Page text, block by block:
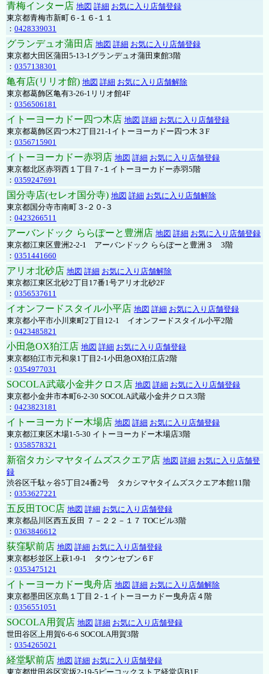
青梅インター店 地図 詳細 お気に入り店舗登録
東京都青梅市新町６-１６-１１
： 0428339031
グランデュオ蒲田店 地図 詳細 お気に入り店舗登録
東京都大田区蒲田5-13-1グランデュオ蒲田東館3階
： 0357138301
亀有店(リリオ館) 地図 詳細 お気に入り店舗解除
東京都葛飾区亀有3-26-1リリオ館4F
： 0356506181
イトーヨーカドー四つ木店 地図 詳細 お気に入り店舗登録
東京都葛飾区四つ木2丁目21-1イトーヨーカドー四つ木３F
： 0356715901
イトーヨーカドー赤羽店 地図 詳細 お気に入り店舗登録
東京都北区赤羽西１丁目７-１イトーヨーカドー赤羽5階
： 0359247691
国分寺店(セレオ国分寺) 地図 詳細 お気に入り店舗解除
東京都国分寺市南町３-２０-３
： 0423266511
アーバンドック ららぽーと豊洲店 地図 詳細 お気に入り店舗登録
東京都江東区豊洲2-2-1 アーバンドック ららぽーと豊洲３ 3階
： 0351441660
アリオ北砂店 地図 詳細 お気に入り店舗解除
東京都江東区北砂2丁目17番1号アリオ北砂2F
： 0356537611
イオンフードスタイル小平店 地図 詳細 お気に入り店舗登録
東京都小平市小川東町2丁目12-1 イオンフードスタイル小平2階
： 0423485821
小田急OX狛江店 地図 詳細 お気に入り店舗登録
東京都狛江市元和泉1丁目2-1小田急OX狛江店2階
： 0354977031
SOCOLA武蔵小金井クロス店 地図 詳細 お気に入り店舗登録
東京都小金井市本町6-2-30 SOCOLA武蔵小金井クロス3階
： 0423823181
イトーヨーカドー木場店 地図 詳細 お気に入り店舗登録
東京都江東区木場1-5-30 イトーヨーカドー木場店3階
： 0358578321
新宿タカシマヤタイムズスクエア店 地図 詳細 お気に入り店舗登
録
渋谷区千駄ヶ谷5丁目24番2号 タカシマヤタイムズスクエア本館11階
： 0353627221
五反田TOC店 地図 詳細 お気に入り店舗登録
東京都品川区西五反田 ７－２２－１７ TOCビル3階
： 0363846612
荻窪駅前店 地図 詳細 お気に入り店舗登録
東京都杉並区上萩1-9-1 タウンセブン６F
： 0353475121
イトーヨーカドー曳舟店 地図 詳細 お気に入り店舗解除
東京都墨田区京島１丁目２-１イトーヨーカドー曳舟店４階
： 0356551051
SOCOLA用賀店 地図 詳細 お気に入り店舗登録
世田谷区上用賀6-6-6 SOCOLA用賀3階
： 0354265021
経堂駅前店 地図 詳細 お気に入り店舗登録
東京都世田谷区宮坂2-19-5ピーコックストア経堂店B1F